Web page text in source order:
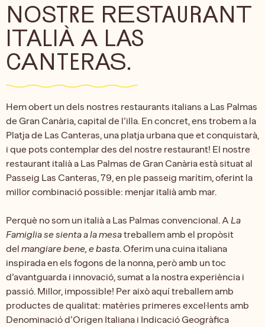
NOSTRE RESTAURANT
ITALIÀ A LAS
CANTERAS.
Hem obert un dels nostres restaurants italians a Las Palmas
de Gran Canària, capital de l’illa. En concret, ens trobem a la
Platja de Las Canteras, una platja urbana que et conquistarà,
i que pots contemplar des del nostre restaurant! El nostre
restaurant italià a Las Palmas de Gran Canària està situat al
Passeig Las Canteras, 79, en ple passeig marítim, oferint la
millor combinació possible: menjar italià amb mar.
Perquè no som un italià a Las Palmas convencional. A La
Famiglia se sienta a la mesatreballem amb el propòsit
del mangiare bene, e basta. Oferim una cuina italiana
inspirada en els fogons de la nonna, però amb un toc
d’avantguarda i innovació, sumat a la nostra experiència i
passió. Millor, impossible! Per això aquí treballem amb
productes de qualitat: matèries primeres excel·lents amb
Denominació d’Origen Italiana i Indicació Geogràfica